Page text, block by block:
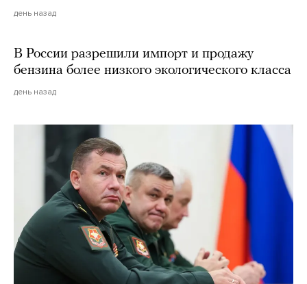
день назад
В России разрешили импорт и продажу
бензина более низкого экологического класса
день назад